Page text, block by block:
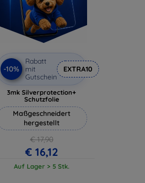
-10%
Rabatt
mit
Gutschein
EXTRA10
3mk Silverprotection+
Schutzfolie
Maßgeschneidert
hergestellt
€ 17,90
€ 16,12
Auf Lager > 5 Stk.